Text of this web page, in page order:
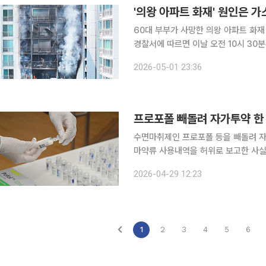
'의왕 아파트 화재' 원인은
60대 부부가 사망한 의왕 아파트 화재 사건
경찰서에 따르면 이날 오전 10시 30
2026-05-01 23:36
프로포폴 빼돌려 자가투약
수면마취제인 프로포폴 등을 빼돌려
마약류 사용내역을 허위로 보고한 사실이 적발됐다. 식품의약품안전처
투약한 간호조무사 A씨와 마약류통
2026-04-29 12:23
1 2 3 4 5 6